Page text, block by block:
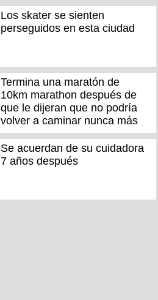
Los skater se sienten
perseguidos en esta ciudad
Termina una maratón de
10km marathon después de
que le dijeran que no podría
volver a caminar nunca más
Se acuerdan de su cuidadora
7 años después